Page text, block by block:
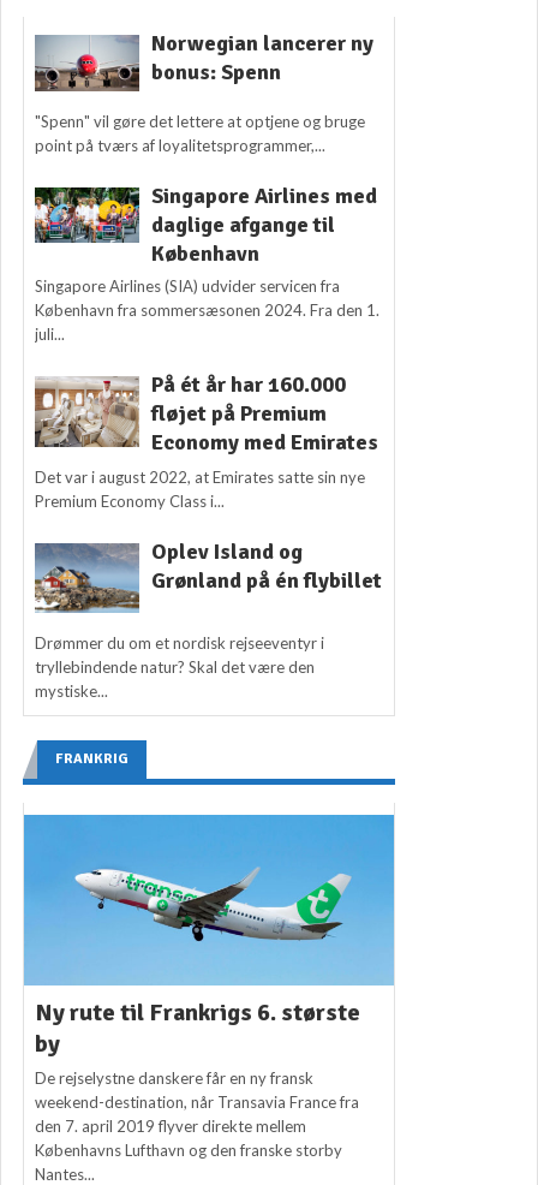
Norwegian lancerer ny
bonus: Spenn
"Spenn" vil gøre det lettere at optjene og bruge
point på tværs af loyalitetsprogrammer,...
Singapore Airlines med
daglige afgange til
København
Singapore Airlines (SIA) udvider servicen fra
København fra sommersæsonen 2024. Fra den 1.
juli...
På ét år har 160.000
fløjet på Premium
Economy med Emirates
Det var i august 2022, at Emirates satte sin nye
Premium Economy Class i...
Oplev Island og
Grønland på én flybillet
Drømmer du om et nordisk rejseeventyr i
tryllebindende natur? Skal det være den
mystiske...
FRANKRIG
Ny rute til Frankrigs 6. største
by
De rejselystne danskere får en ny fransk
weekend-destination, når Transavia France fra
den 7. april 2019 flyver direkte mellem
Københavns Lufthavn og den franske storby
Nantes...